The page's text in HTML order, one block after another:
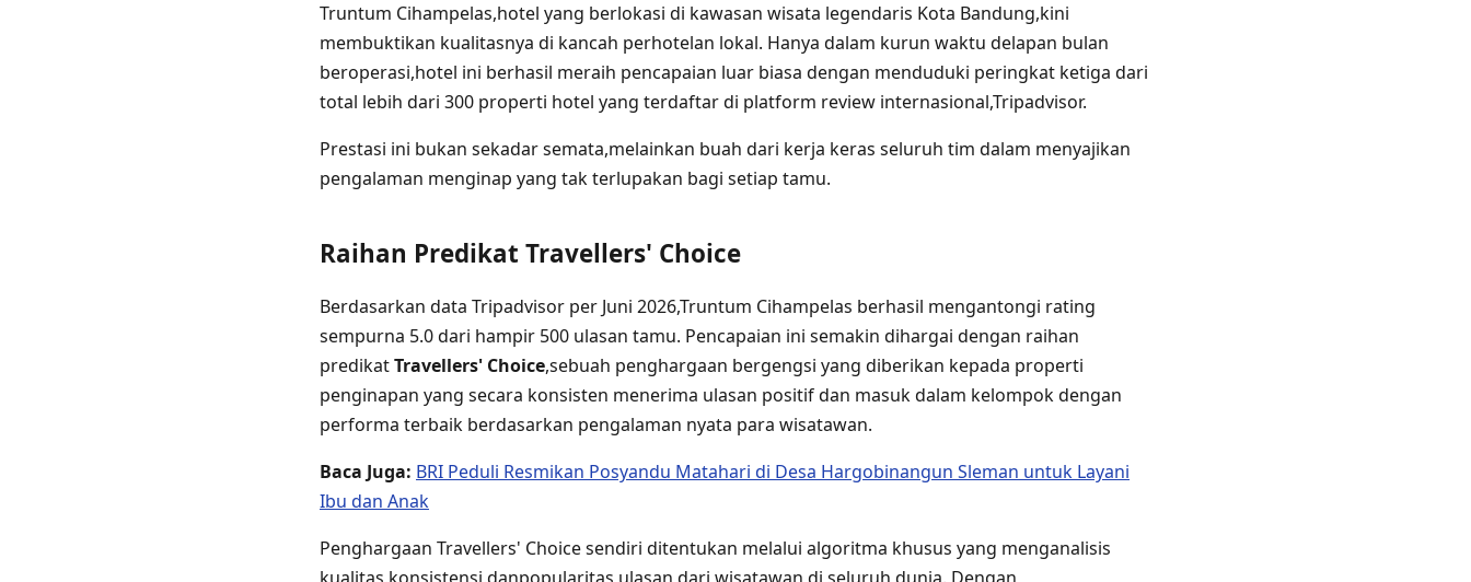
Truntum Cihampelas,hotel yang berlokasi di kawasan wisata legendaris Kota Bandung,kini
membuktikan kualitasnya di kancah perhotelan lokal. Hanya dalam kurun waktu delapan bulan
beroperasi,hotel ini berhasil meraih pencapaian luar biasa dengan menduduki peringkat ketiga dari
total lebih dari 300 properti hotel yang terdaftar di platform review internasional,Tripadvisor.
Prestasi ini bukan sekadar semata,melainkan buah dari kerja keras seluruh tim dalam menyajikan
pengalaman menginap yang tak terlupakan bagi setiap tamu.
Raihan Predikat Travellers' Choice
Berdasarkan data Tripadvisor per Juni 2026,Truntum Cihampelas berhasil mengantongi rating
sempurna 5.0 dari hampir 500 ulasan tamu. Pencapaian ini semakin dihargai dengan raihan
predikatTravellers' Choice,sebuah penghargaan bergengsi yang diberikan kepada properti
penginapan yang secara konsisten menerima ulasan positif dan masuk dalam kelompok dengan
performa terbaik berdasarkan pengalaman nyata para wisatawan.
Baca Juga: BRI Peduli Resmikan Posyandu Matahari di Desa Hargobinangun Sleman untuk Layani
Ibu dan Anak
Penghargaan Travellers' Choice sendiri ditentukan melalui algoritma khusus yang menganalisis